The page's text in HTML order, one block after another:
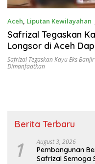
Aceh, Liputan Kewilayahan
Safrizal Tegaskan
Longsor di Aceh
Safrizal Tegaskan Kayu Eks
Dimanfaatkan
Berita Terbaru
1 August 3, 2026
Pembangunan
Safrizal Semoga